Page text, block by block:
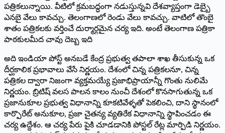
పత్రికలున్నాయి. వీటిలో క్రమబద్ధంగా నడుస్తున్నవి దేశవ్యాప్తంగా డెబ్బై
ఎనబై వేలు కావచ్చు. తెలంగాణలో రెండు వేలు కావచ్చు. వాటిలో తొంబై
శాతం పత్రికలకు వర్తించే దుర్మార్గమైన చర్య ఇది. అంటే తెలంగాణ పత్రికా
పాఠకులమీద చావు దెబ్బ ఇది
అది ఇండియా పోస్ట్ అనబడే కేంద్ర ప్రభుత్వ తపాలా శాఖ తీసుకున్న ఒక
దీర్ఘకాలిక ప్రభావాలు వేసే నిర్ణయం. దేశంలో చిన్న పత్రికలనూ, చిన్న
పత్రికల ద్వారా నిజంగా వ్యక్తమయ్యే ప్రజాభిప్రాయాన్నీ గొంతు నులిమే
నిర్ణయం. బ్రిటిష్‌ ‌వలస పాలన కాలం నుంచీ దేశంలో కొనసాగుతున్న ఒక
ప్రజానుకూల ప్రభుత్వ విధానాన్ని కూకటివేళ్ళతో పెకలించి, దాని స్థానంలో
కార్పొరేట్‌ అనుకూల, ప్రజా చైతన్య వ్యతిరేక విధానాన్ని స్థాపించడం ఈ
చర్య ఉద్దేశం. ఆ చర్య పేరు పైకి చూడడానికి పోస్టల్‌ ‌రేట్ల మార్పిడి నిర్ణయం.